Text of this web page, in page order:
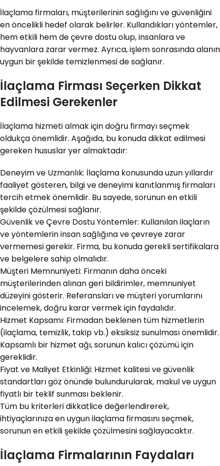
İlaçlama firmaları, müşterilerinin sağlığını ve güvenliğini
en öncelikli hedef olarak belirler. Kullandıkları yöntemler,
hem etkili hem de çevre dostu olup, insanlara ve
hayvanlara zarar vermez. Ayrıca, işlem sonrasında alanın
uygun bir şekilde temizlenmesi de sağlanır.
İlaçlama Firması Seçerken Dikkat
Edilmesi Gerekenler
İlaçlama hizmeti almak için doğru firmayı seçmek
oldukça önemlidir. Aşağıda, bu konuda dikkat edilmesi
gereken hususlar yer almaktadır:
Deneyim ve Uzmanlık: İlaçlama konusunda uzun yıllardır
faaliyet gösteren, bilgi ve deneyimi kanıtlanmış firmaları
tercih etmek önemlidir. Bu sayede, sorunun en etkili
şekilde çözülmesi sağlanır.
Güvenlik ve Çevre Dostu Yöntemler: Kullanılan ilaçların
ve yöntemlerin insan sağlığına ve çevreye zarar
vermemesi gerekir. Firma, bu konuda gerekli sertifikalara
ve belgelere sahip olmalıdır.
Müşteri Memnuniyeti: Firmanın daha önceki
müşterilerinden alınan geri bildirimler, memnuniyet
düzeyini gösterir. Referansları ve müşteri yorumlarını
incelemek, doğru karar vermek için faydalıdır.
Hizmet Kapsamı: Firmadan beklenen tüm hizmetlerin
(ilaçlama, temizlik, takip vb.) eksiksiz sunulması önemlidir.
Kapsamlı bir hizmet ağı, sorunun kalıcı çözümü için
gereklidir.
Fiyat ve Maliyet Etkinliği: Hizmet kalitesi ve güvenlik
standartları göz önünde bulundurularak, makul ve uygun
fiyatlı bir teklif sunması beklenir.
Tüm bu kriterleri dikkatlice değerlendirerek,
ihtiyaçlarınıza en uygun ilaçlama firmasını seçmek,
sorunun en etkili şekilde çözülmesini sağlayacaktır.
İlaçlama Firmalarının Faydaları